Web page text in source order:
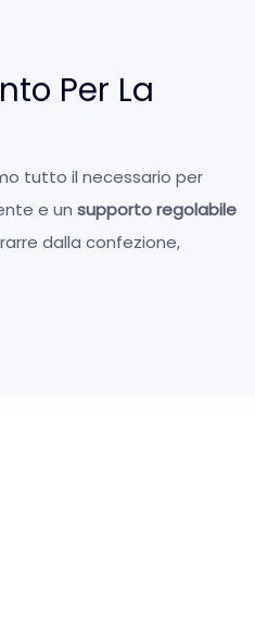
Per La
tutto il necessario per
e unsupporto regolabile
dalla confezione,